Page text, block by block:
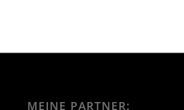
MEINE PARTNER: